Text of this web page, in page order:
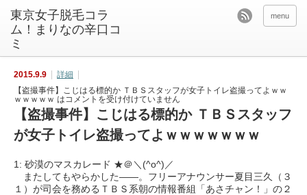
東京女子脱毛コラ
ム！まりなの辛口コ
ミ
menu
2015.9.9
詳細
【盗撮事件】こじはる標的か ＴＢＳスタッフが女子トイレ盗撮ってよｗｗ
ｗｗｗｗｗ はコメントを受け付けていません
【盗撮事件】こじはる標的か ＴＢＳスタッフ
が女子トイレ盗撮ってよｗｗｗｗｗｗｗ
1: 砂漠のマスカレード ★＠＼(^o^)／
またしてもやらかした――。フリーアナウンサー夏目三久（３
１）が司会を務めるＴＢＳ系朝の情報番組「あさチャン！」の２